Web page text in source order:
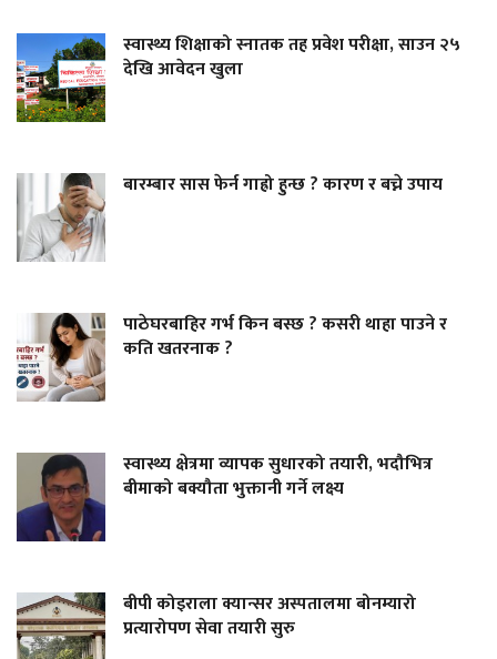
स्वास्थ्य शिक्षाको स्नातक तह प्रवेश परीक्षा, साउन २५
देखि आवेदन खुला
बारम्बार सास फेर्न गाह्रो हुन्छ ? कारण र बच्ने उपाय
पाठेघरबाहिर गर्भ किन बस्छ ? कसरी थाहा पाउने र
कति खतरनाक ?
स्वास्थ्य क्षेत्रमा व्यापक सुधारको तयारी, भदौभित्र
बीमाको बक्यौता भुक्तानी गर्ने लक्ष्य
बीपी कोइराला क्यान्सर अस्पतालमा बोनम्यारो
प्रत्यारोपण सेवा तयारी सुरु